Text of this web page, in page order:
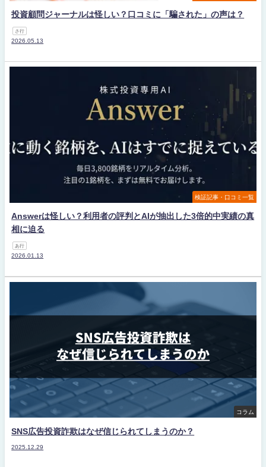
投資顧問ジャーナルは怪しい？口コミに「騙された」の声は？
さ行
2026.05.13
検証記事・口コミ一覧
Answerは怪しい？利用者の評判とAIが抽出した3倍的中実績の真
相に迫る
あ行
2026.01.13
コラム
SNS広告投資詐欺はなぜ信じられてしまうのか？
2025.12.29